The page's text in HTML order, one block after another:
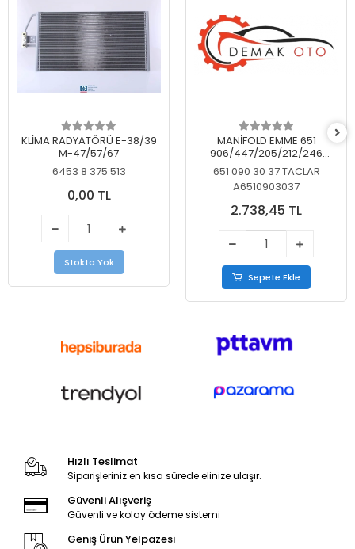
KLİMA RADYATÖRÜ E-38/39
M-47/57/67
6453 8 375 513
0,00 TL
Stokta Yok
MANİFOLD EMME 651
906/447/205/212/246
KELEBEKSİZ
651 090 30 37 TACLAR
A6510903037
2.738,45 TL
Sepete Ekle
Hızlı Teslimat
Siparişleriniz en kısa sürede elinize ulaşır.
Güvenli Alışveriş
Güvenli ve kolay ödeme sistemi
Geniş Ürün Yelpazesi